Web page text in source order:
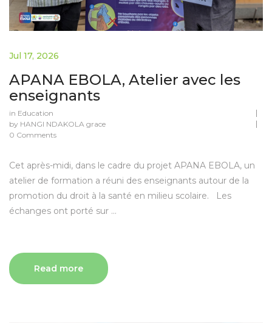
Jul 17, 2026
APANA EBOLA, Atelier avec les
enseignants
in Education
by HANGI NDAKOLA grace
0 Comments
Cet après-midi, dans le cadre du projet APANA EBOLA, un
atelier de formation a réuni des enseignants autour de la
promotion du droit à la santé en milieu scolaire. Les
échanges ont porté sur ...
Read more